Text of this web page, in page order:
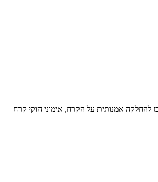
להחלקה אמנותית על הקרח, אימוני הוקי קרח